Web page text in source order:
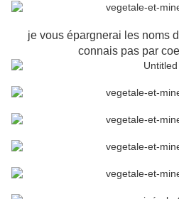
je vous épargnerai les noms
connais pas par